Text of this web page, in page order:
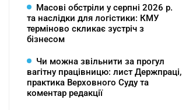
Масові обстріли у серпні 2026 р.
та наслідки для логістики: КМУ
терміново скликає зустріч з
бізнесом
Чи можна звільнити за прогул
вагітну працівницю: лист Держпраці,
практика Верховного Суду та
коментар редакції